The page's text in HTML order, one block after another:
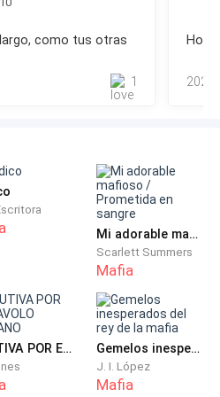
Magnolia...
llegaba el mismo
Isabel suspiró
juntó sus manos como si
fuertemente.
debido a la humillación
de su esposo, ahora no
Isabel eran un desastre,
no obstante,
se convirtió en gran parte
ver como la madre
como tus otras
1
Hola
Mi adorable mafioso / Prometida en sangre
Scarlett Summers
Mafia
CAUTIVA POR EL DIAVOLO ITALIANO Gemelos inesperados del rey de la mafia
J. I. López
Mafia